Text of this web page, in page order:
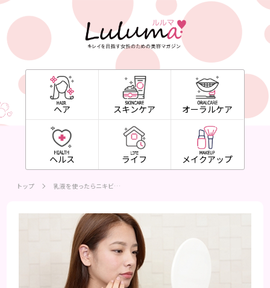
ヘア スキンケア オーラルケア
ヘルス ライフ メイクアップ
トップ 乳液を使ったらニキビ…